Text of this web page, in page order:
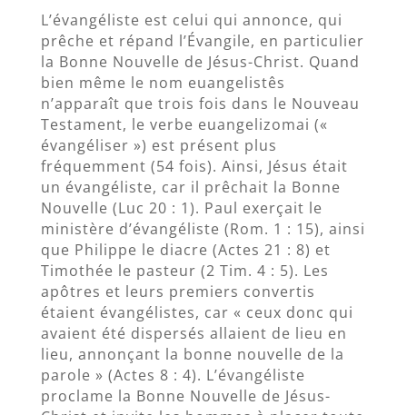
L’évangéliste est celui qui annonce, qui
prêche et répand l’Évangile, en particulier
la Bonne Nouvelle de Jésus-Christ. Quand
bien même le nom euangelistês
n’apparaît que trois fois dans le Nouveau
Testament, le verbe euangelizomai («
évangéliser ») est présent plus
fréquemment (54 fois). Ainsi, Jésus était
un évangéliste, car il prêchait la Bonne
Nouvelle (Luc 20 : 1). Paul exerçait le
ministère d’évangéliste (Rom. 1 : 15), ainsi
que Philippe le diacre (Actes 21 : 8) et
Timothée le pasteur (2 Tim. 4 : 5). Les
apôtres et leurs premiers convertis
étaient évangélistes, car « ceux donc qui
avaient été dispersés allaient de lieu en
lieu, annonçant la bonne nouvelle de la
parole » (Actes 8 : 4). L’évangéliste
proclame la Bonne Nouvelle de Jésus-